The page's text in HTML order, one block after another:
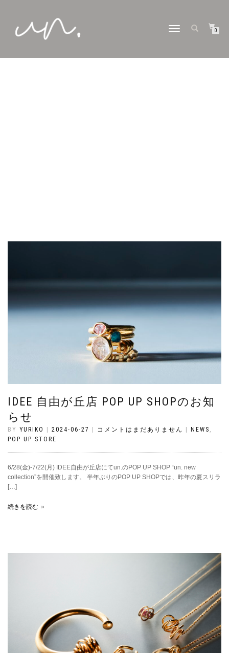
ナ
0
IDEE 自由が丘店 POP UP SHOPのお知
らせ
BY YURIKO | 2024-06-27 | コメントはまだありません | NEWS
POP UP STORE
6/28(金)-7/22(月) IDEE自由が丘店にてun.のPOP UP SHOP “un. new
collection”を開催致します。 半年ぶりのPOP UP SHOPでは、昨年の夏スリラ
[…]
続きを読む